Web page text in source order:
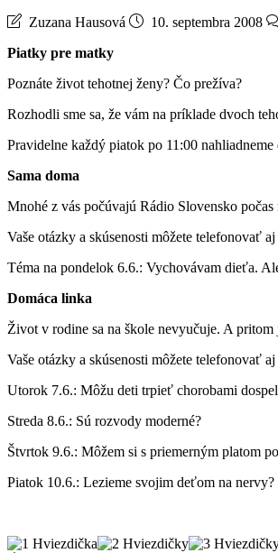
Zuzana Hausová 10. septembra 2008
Piatky pre matky
Poznáte život tehotnej ženy? Čo prežíva?
Rozhodli sme sa, že vám na príklade dvoch
Pravidelne každý piatok po 11:00
Sama doma
Mnohé z vás počúvajú Rádio Slovensko
Vaše otázky a skúsenosti môžete telefonovať
Téma na pondelok 6.6.: Vychovávam dieťa.
Domáca linka
Život v rodine sa na škole nevyučuje. A
Vaše otázky a skúsenosti môžete telefonovať
Utorok 7.6.: Môžu deti trpieť chorobami
Streda 8.6.: Sú rozvody moderné?
Štvrtok 9.6.: Môžem si s priemerným platom
Piatok 10.6.: Lezieme svojim deťom na nervy?